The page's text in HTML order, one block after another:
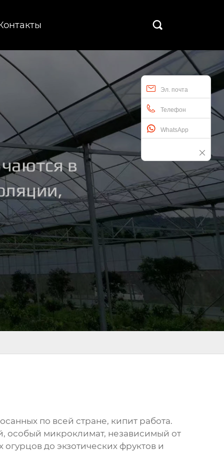

Эл. почта
Телефон
WhatsApp
по всей стране, кипит работа.
особый микроклимат, независимый от
до экзотических фруктов и